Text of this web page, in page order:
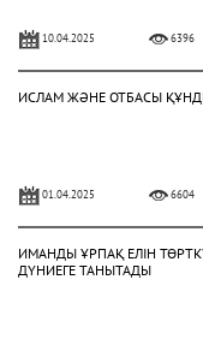
10.04.2025 6396
ИСЛАМ ЖӘНЕ ОТБАСЫ
01.04.2025 6604
ИМАНДЫ ҰРПАҚ ЕЛІН
ДҮНИЕГЕ ТАНЫТАДЫ